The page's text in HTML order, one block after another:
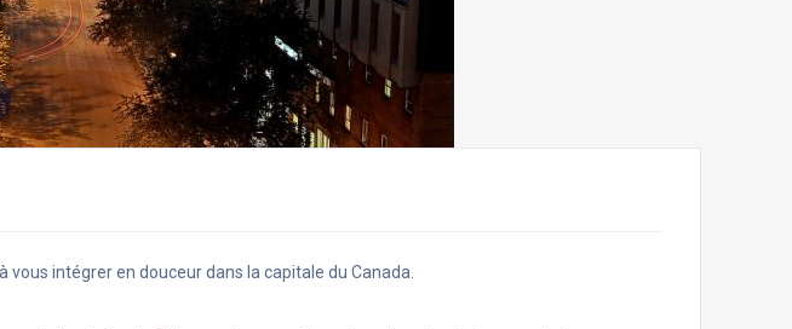
intégrer en douceur dans la capitale du Canada.